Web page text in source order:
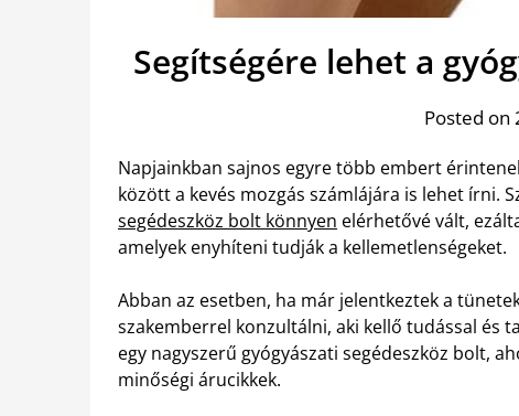
Segítségére lehet a
Posted on
Napjainkban sajnos egyre több embert
között a kevés mozgás számlájára is lehet írni.
segédeszköz bolt könnyen elérhetővé vált,
amelyek enyhíteni tudják a kellemetlenségeket.
Abban az esetben, ha már jelentkeztek a
szakemberrel konzultálni, aki kellő tudással és
egy nagyszerű gyógyászati segédeszköz bolt,
minőségi árucikkek.